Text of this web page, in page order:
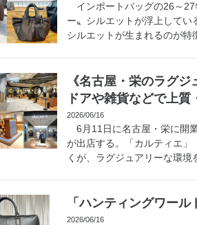
インポートバッグの26～27
ー〟シルエットが浮上してい
シルエットが生まれるのが特
《名古屋・栄のラグ
ドアや雑貨などで上質
2026/06/16
6月11日に名古屋・栄に開
が出店する。「カルティエ」
くが、ラグジュアリーな環境
「ハンティングワー
2026/06/16